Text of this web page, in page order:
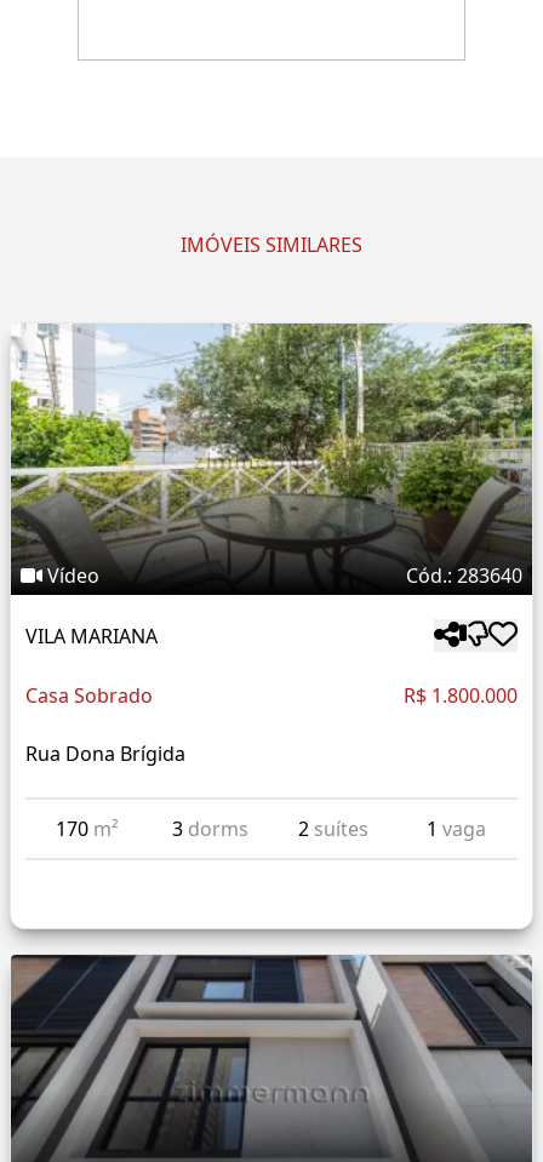
IMÓVEIS SIMILARES
Vídeo Cód.: 283640
VILA MARIANA
Casa Sobrado R$ 1.800.000
Rua Dona Brígida
170 m² 3 dorms 2 suítes 1 vaga